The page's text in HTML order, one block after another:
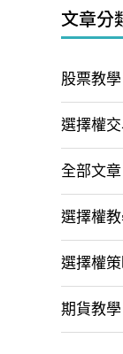
文章分
股票教學
選擇權
全部文章
選擇權
選擇權
期貨教學